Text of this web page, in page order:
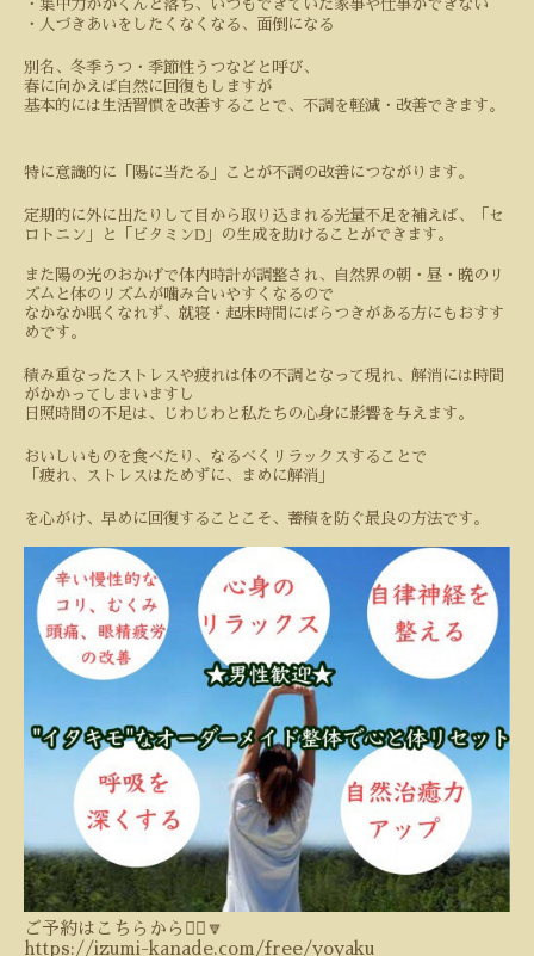
・集中力ががくんと落ち、いつもできていた家事や仕事ができない
・人づきあいをしたくなくなる、面倒になる
別名、冬季うつ・季節性うつなどと呼び、
春に向かえば自然に回復もしますが
基本的には生活習慣を改善することで、不調を軽減・改善できます。
特に意識的に「陽に当たる」ことが不調の改善につながります。
定期的に外に出たりして目から取り込まれる光量不足を補えば、「セ
ロトニン」と「ビタミンD 」の生成を助けることができます。
また陽の光のおかげで体内時計が調整され、自然界の朝・昼・晩のリ
ズムと体のリズムが噛み合いやすくなるので
なかなか眠くなれず、就寝・起床時間にばらつきがある方にもおすす
めです。
積み重なったストレスや疲れは体の不調となって現れ、解消には時間
がかかってしまいますし
日照時間の不足は、じわじわと私たちの心身に影響を与えます。
おいしいものを食べたり、なるべくリラックスすることで
「疲れ、ストレスはためずに、まめに解消」
を心がけ、早めに回復することこそ、蓄積を防ぐ最良の方法です。
ご予約はこちらから💁‍♀️🔽
https://izumi-kanade.com/free/yoyaku